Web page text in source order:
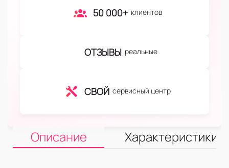
50 000+ клиентов
ОТЗЫВЫ реальные
СВОЙ сервисный центр
Описание Характеристики